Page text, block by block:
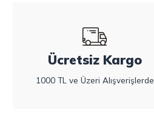
Ücretsiz Kargo
1000 TL ve Üzeri Alışverişlerde